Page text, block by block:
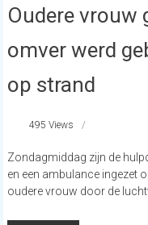
Oudere vrouw
omver werd
op strand
495 Views
Zondagmiddag zijn de
en een ambulance ingezet
oudere vrouw door de